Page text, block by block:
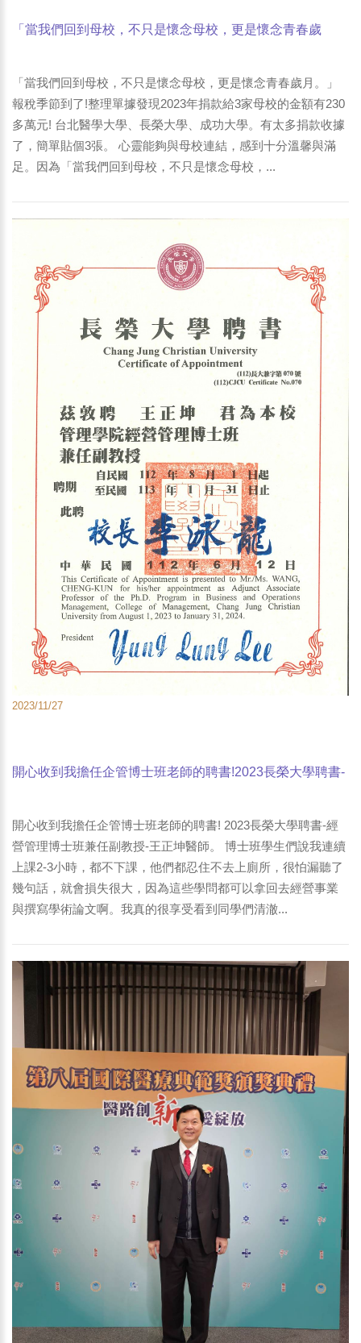
「當我們回到母校，不只是懷念母校，更是懷念青春歲
歲月
「當我們回到母校，不只是懷念母校，更是懷念青春歲月。」
報稅季節到了!整理單據發現2023年捐款給3家母校的金額有230
多萬元! 台北醫學大學、長榮大學、成功大學。有太多捐款收據
了，簡單貼個3張。 心靈能夠與母校連結，感到十分溫馨與滿
足。因為「當我們回到母校，不只是懷念母校，...
2023/11/27
開心收到我擔任企管博士班老師的聘書!2023長榮大學聘書-
開心收到我擔任企管博士班老師的聘書! 2023長榮大學聘書-經
營管理博士班兼任副教授-王正坤醫師。 博士班學生們說我連續
上課2-3小時，都不下課，他們都忍住不去上廁所，很怕漏聽了
幾句話，就會損失很大，因為這些學問都可以拿回去經營事業
與撰寫學術論文啊。我真的很享受看到同學們清澈...